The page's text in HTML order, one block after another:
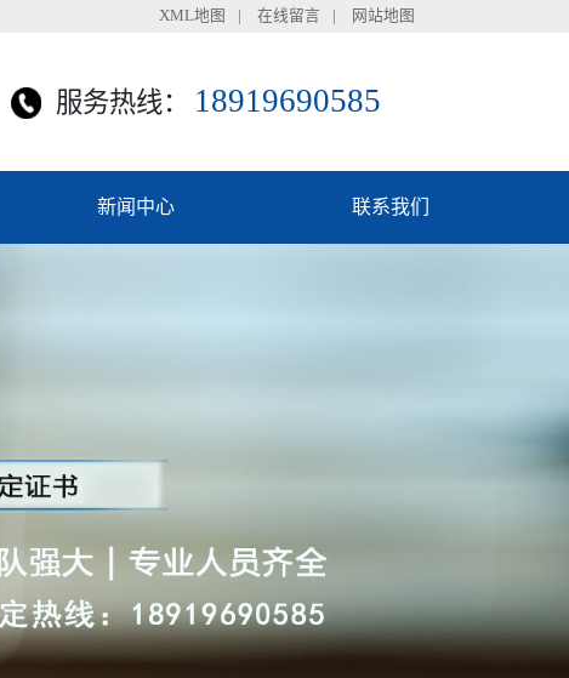
XML地图 在线留言 网站地图
服务热线： 18919690585
新闻中心 联系我们